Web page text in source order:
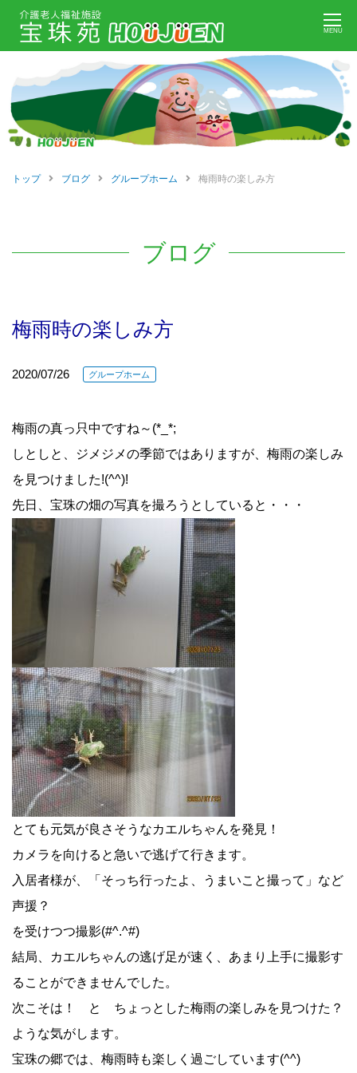
Skip
MENU
トップ ブログ グループホーム 梅雨時の楽しみ方
ブログ
梅雨時の楽しみ方
2020/07/26 グループホーム
梅雨の真っ只中ですね～(*_*;
しとしと、ジメジメの季節ではありますが、梅雨の楽しみ
を見つけました!(^^)!
先日、宝珠の畑の写真を撮ろうとしていると・・・
とても元気が良さそうなカエルちゃんを発見！
カメラを向けると急いで逃げて行きます。
入居者様が、
「そっち行ったよ、うまいこと撮って」など
声援？
を受けつつ撮影(#^.^#)
結局、カエルちゃんの逃げ足が速く、あまり上手に撮影す
ることができませんでした。
次こそは！ と ちょっとした梅雨の楽しみを見つけた？
ような気がします。
宝珠の郷では、梅雨時も楽しく過ごしています(^^)
前
後
の
記